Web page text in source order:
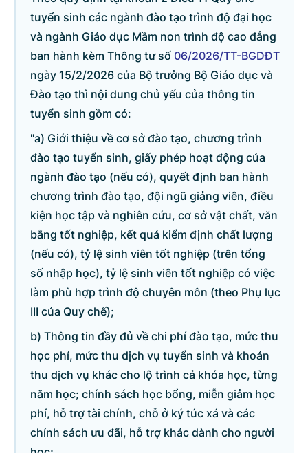
Danh sách câu hỏi
Câu hỏi xem nhiều nhất
Câu hỏi chờ trả lời
Hỏi đáp về quyền sử dụng đất
Hỏi đáp về tuyển sinh 2026
Câu hỏi thường gặp về đấu thầu
tuyển sinh các ngành đào tạo trình độ đại học
và ngành Giáo dục Mầm non trình độ cao đẳng
ban hành kèm Thông tư số 06/2026/TT-BGDĐT
ngày 15/2/2026 của Bộ trưởng Bộ Giáo dục và
Đào tạo thì nội dung chủ yếu của thông tin
tuyển sinh gồm có:
"a) Giới thiệu về cơ sở đào tạo, chương trình
đào tạo tuyển sinh, giấy phép hoạt động của
ngành đào tạo (nếu có), quyết định ban hành
chương trình đào tạo, đội ngũ giảng viên, điều
kiện học tập và nghiên cứu, cơ sở vật chất, văn
bằng tốt nghiệp, kết quả kiểm định chất lượng
(nếu có), tỷ lệ sinh viên tốt nghiệp (trên tổng
số nhập học), tỷ lệ sinh viên tốt nghiệp có việc
làm phù hợp trình độ chuyên môn (theo Phụ lục
III của Quy chế);
b) Thông tin đầy đủ về chi phí đào tạo, mức thu
học phí, mức thu dịch vụ tuyển sinh và khoản
thu dịch vụ khác cho lộ trình cả khóa học, từng
năm học; chính sách học bổng, miễn giảm học
phí, hỗ trợ tài chính, chỗ ở ký túc xá và các
chính sách ưu đãi, hỗ trợ khác dành cho người